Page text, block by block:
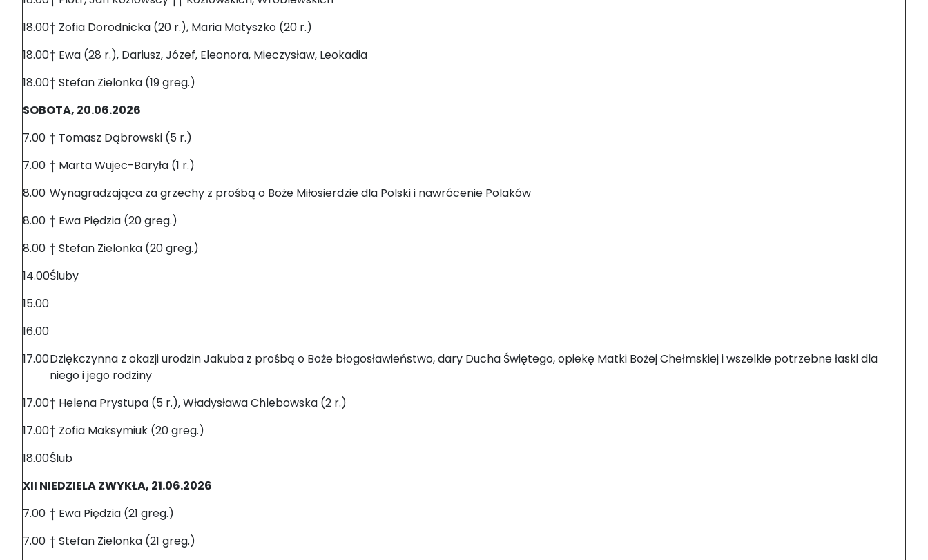
18.00† Zofia Dorodnicka (20 r.), Maria Matyszko (20 r.)
18.00† Ewa (28 r.), Dariusz, Józef, Eleonora, Mieczysław, Leokadia
18.00† Stefan Zielonka (19 greg.)
SOBOTA, 20.06.2026
7.00 † Tomasz Dąbrowski (5 r.)
7.00 † Marta Wujec-Baryła (1 r.)
8.00 Wynagradzająca za grzechy z prośbą o Boże Miłosierdzie dla Polski i nawrócenie Polaków
8.00 † Ewa Piędzia (20 greg.)
8.00 † Stefan Zielonka (20 greg.)
14.00Śluby
15.00
16.00
17.00Dziękczynna z okazji urodzin Jakuba z prośbą o Boże błogosławieństwo, dary Ducha Świętego, opiekę Matki Bożej Chełmskiej i wszelkie potrzebne łaski dla
niego i jego rodziny
17.00† Helena Prystupa (5 r.), Władysława Chlebowska (2 r.)
17.00† Zofia Maksymiuk (20 greg.)
18.00Ślub
XII NIEDZIELA ZWYKŁA, 21.06.2026
7.00 † Ewa Piędzia (21 greg.)
7.00 † Stefan Zielonka (21 greg.)